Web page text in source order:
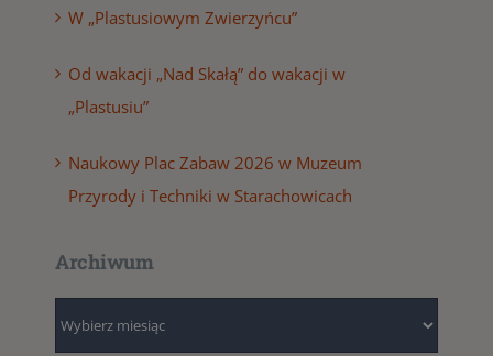
W „Plastusiowym Zwierzyńcu”
Od wakacji „Nad Skałą” do wakacji w
„Plastusiu”
Naukowy Plac Zabaw 2026 w Muzeum
Przyrody i Techniki w Starachowicach
Archiwum